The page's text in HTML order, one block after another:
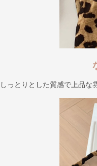
しっとりとした質感で上品な